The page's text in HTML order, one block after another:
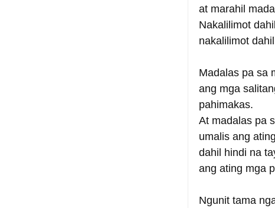
at marahil
Nakalilimot
nakalilimot
Madalas pa sa
ang mga
pahimakas.
At madalas pa
umalis ang
dahil hindi na
ang ating mga
Ngunit tama